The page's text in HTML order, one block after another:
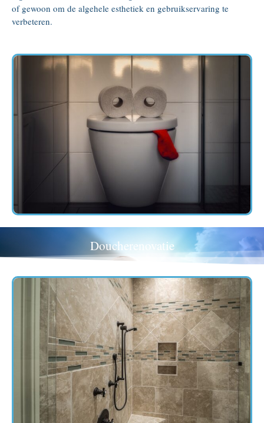
of gewoon om de algehele esthetiek en gebruikservaring te
verbeteren.
Doucherenovatie